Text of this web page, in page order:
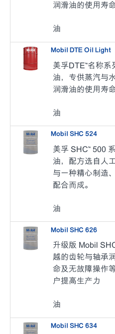
润滑油的使用寿
油
Mobil DTE Oil Light
美孚DTE™名称
油，专供蒸汽与
润滑油的使用寿
油
Mobil SHC 524
美孚 SHC™ 500
油，配方选自人
与一种精心制造
配合而成。
油
Mobil SHC 626
升级版 Mobil
越的齿轮与轴承
命及无故障操作
户提高生产力
油
Mobil SHC 634